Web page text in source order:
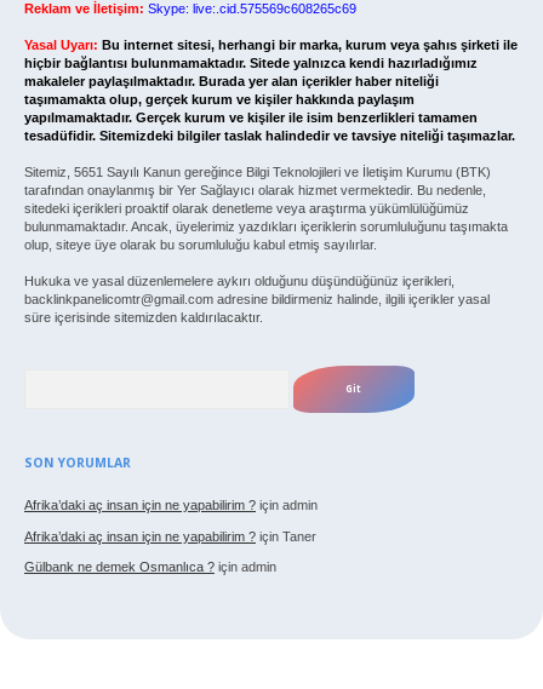
Reklam ve İletişim: Skype: live:.cid.575569c608265c69
Yasal Uyarı: Bu internet sitesi, herhangi bir marka, kurum veya şahıs şirketi ile
hiçbir bağlantısı bulunmamaktadır. Sitede yalnızca kendi hazırladığımız
makaleler paylaşılmaktadır. Burada yer alan içerikler haber niteliği
taşımamakta olup, gerçek kurum ve kişiler hakkında paylaşım
yapılmamaktadır. Gerçek kurum ve kişiler ile isim benzerlikleri tamamen
tesadüfidir. Sitemizdeki bilgiler taslak halindedir ve tavsiye niteliği taşımazlar.
Sitemiz, 5651 Sayılı Kanun gereğince Bilgi Teknolojileri ve İletişim Kurumu (BTK)
tarafından onaylanmış bir Yer Sağlayıcı olarak hizmet vermektedir. Bu nedenle,
sitedeki içerikleri proaktif olarak denetleme veya araştırma yükümlülüğümüz
bulunmamaktadır. Ancak, üyelerimiz yazdıkları içeriklerin sorumluluğunu taşımakta
olup, siteye üye olarak bu sorumluluğu kabul etmiş sayılırlar.
Hukuka ve yasal düzenlemelere aykırı olduğunu düşündüğünüz içerikleri,
backlinkpanelicomtr@gmail.com adresine bildirmeniz halinde, ilgili içerikler yasal
süre içerisinde sitemizden kaldırılacaktır.
SON YORUMLAR
Afrika’daki aç insan için ne yapabilirim ? için admin
Afrika’daki aç insan için ne yapabilirim ? için Taner
Gülbank ne demek Osmanlıca ? için admin